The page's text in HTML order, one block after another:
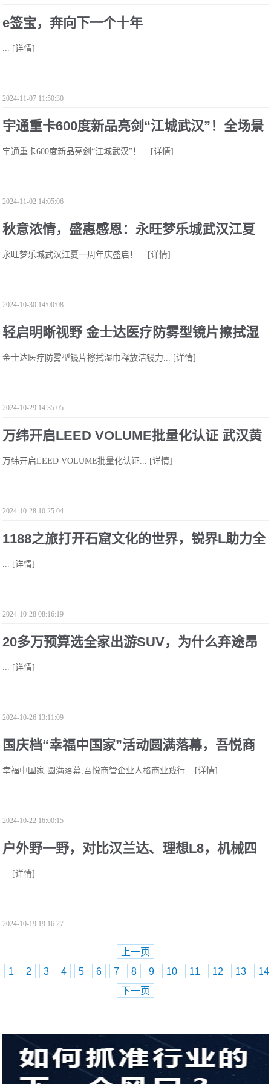
e签宝，奔向下一个十年
... [详情]
2024-11-07 11:50:30
宇通重卡600度新品亮剑“江城武汉”！全场景
宇通重卡600度新品亮剑“江城武汉”！... [详情]
2024-11-02 14:05:06
秋意浓情，盛惠感恩：永旺梦乐城武汉江夏
永旺梦乐城武汉江夏一周年庆盛启！... [详情]
2024-10-30 14:00:08
轻启明晰视野 金士达医疗防雾型镜片擦拭湿
金士达医疗防雾型镜片擦拭湿巾释放洁镜力... [详情]
2024-10-29 14:35:05
万纬开启LEED VOLUME批量化认证 武汉黄
万纬开启LEED VOLUME批量化认证... [详情]
2024-10-28 10:25:04
1188之旅打开石窟文化的世界，锐界L助力全
... [详情]
2024-10-28 08:16:19
20多万预算选全家出游SUV，为什么弃途昂
... [详情]
2024-10-26 13:11:09
国庆档“幸福中国家”活动圆满落幕，吾悦商
幸福中国家 圆满落幕,吾悦商管企业人格商业践行... [详情]
2024-10-22 16:00:15
户外野一野，对比汉兰达、理想L8，机械四
... [详情]
2024-10-19 19:16:27
上一页
1
2 3 4 5 6 7 8 9 10 11 12 13
14
下一页